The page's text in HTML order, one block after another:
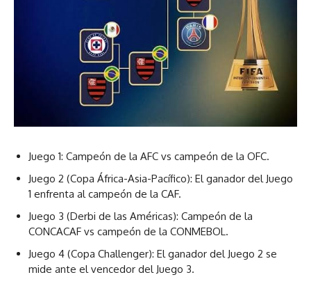
Juego 1: Campeón de la AFC vs campeón de la OFC.
Juego 2 (Copa África-Asia-Pacífico): El ganador del Juego
1 enfrenta al campeón de la CAF.
Juego 3 (Derbi de las Américas): Campeón de la
CONCACAF vs campeón de la CONMEBOL.
Juego 4 (Copa Challenger): El ganador del Juego 2 se
mide ante el vencedor del Juego 3.